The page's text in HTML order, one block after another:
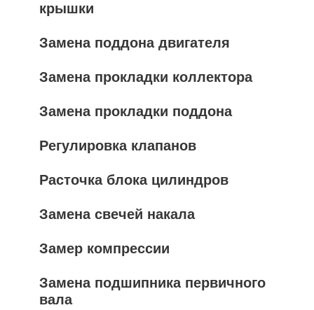
крышки
Замена поддона двигателя
Замена прокладки коллектора
Замена прокладки поддона
Регулировка клапанов
Расточка блока цилиндров
Замена свечей накала
Замер компрессии
Замена подшипника первичного
вала